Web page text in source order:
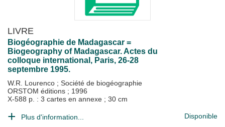
LIVRE
Biogéographie de Madagascar =
Biogeography of Madagascar. Actes du
colloque international, Paris, 26-28
septembre 1995.
W.R. Lourenco ; Société de biogéographie
ORSTOM éditions ; 1996
X-588 p. : 3 cartes en annexe ; 30 cm
Plus d'information... Disponible